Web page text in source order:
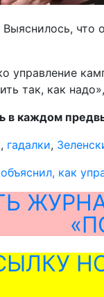
управление
так, как
в каждом
, гадалки,
как